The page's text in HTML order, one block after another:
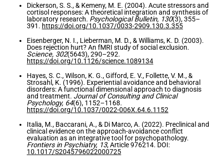
Dickerson, S. S., & Kemeny, M. E. (2004). Acute stressors and
cortisol responses: A theoretical integration and synthesis of
laboratory research. Psychological Bulletin, 130(3), 355–
391. https://doi.org/10.1037/0033-2909.130.3.355
Eisenberger, N. I., Lieberman, M. D., & Williams, K. D. (2003).
Does rejection hurt? An fMRI study of social exclusion.
Science, 302(5643), 290–292.
https://doi.org/10.1126/science.1089134
Hayes, S. C., Wilson, K. G., Gifford, E. V., Follette, V. M., &
Strosahl, K. (1996). Experiential avoidance and behavioral
disorders: A functional dimensional approach to diagnosis
and treatment. Journal of Consulting and Clinical
Psychology, 64(6), 1152–1168.
https://doi.org/10.1037/0022-006X.64.6.1152
Italia, M., Baccarani, A., & Di Marco, A. (2022). Preclinical and
clinical evidence on the approach-avoidance conflict
evaluation as an integrative tool for psychopathology.
Frontiers in Psychiatry, 13, Article 976214. DOI:
10.1017/S2045796022000725